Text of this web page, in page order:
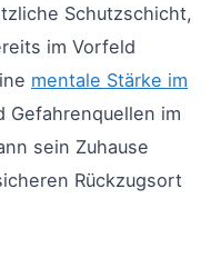
Schutzschicht,
im Vorfeld
mentale Stärke im
Gefahrenquellen im
sein Zuhause
Rückzugsort